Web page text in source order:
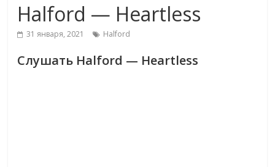
Halford — Heartless
31 января, 2021 Halford
Слушать Halford — Heartless